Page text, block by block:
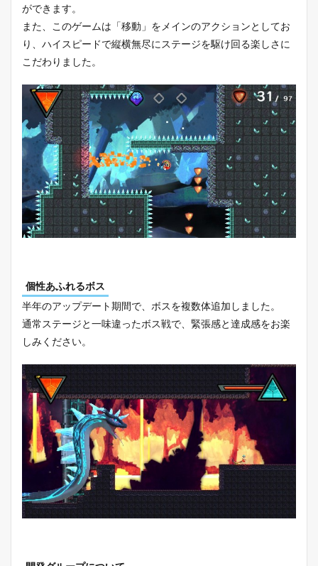
ができます。
また、このゲームは「移動」をメインのアクションとしてお
り、ハイスピードで縦横無尽にステージを駆け回る楽しさに
こだわりました。
個性あふれるボス
半年のアップデート期間で、ボスを複数体追加しました。
通常ステージと一味違ったボス戦で、緊張感と達成感をお楽
しみください。